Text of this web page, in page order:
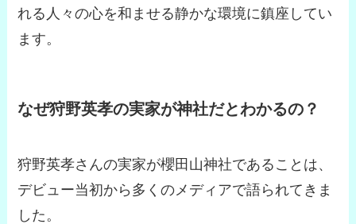
れる人々の心を和ませる静かな環境に鎮座してい
ます。
なぜ狩野英孝の実家が神社だとわかるの？
狩野英孝さんの実家が櫻田山神社であることは、
デビュー当初から多くのメディアで語られてきま
した。